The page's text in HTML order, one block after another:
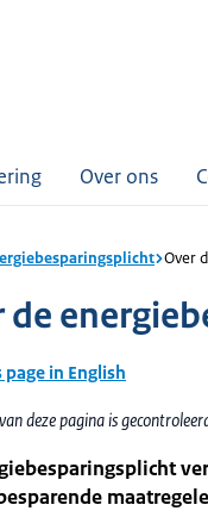
Over ons
Over
de
in English
deze pagina is